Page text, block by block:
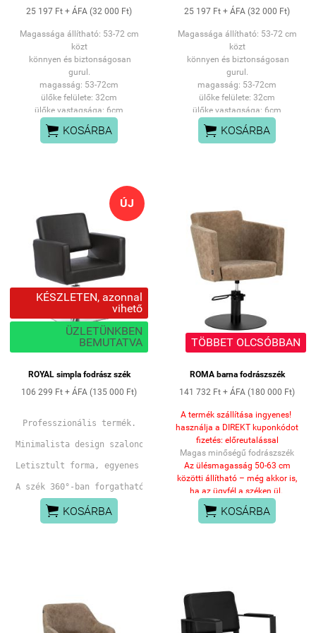
25 197 Ft + ÁFA (32 000 Ft)
Magassága állítható: 53-72 cm
közt
könnyen és biztonságosan
gurul.
magasság: 53-72cm
ülőke felülete: 32cm
ülőke vastagsága: 6cm
SZEMÉLYES ÁTVÉTEL:
PANNÓNIA UTCAI
 KOSÁRBA
25 197 Ft + ÁFA (32 000 Ft)
Magassága állítható: 53-72 cm
közt
könnyen és biztonságosan
gurul.
magasság: 53-72cm
ülőke felülete: 32cm
ülőke vastagsága: 6cm
MAX terhelhetőség 150kg
SZEMÉLYES ÁTVÉTEL:
 KOSÁRBA
ÚJ
KÉSZLETEN, azonnal
vihető
ÜZLETÜNKBEN
BEMUTATVA
ROYAL simpla fodrász szék
106 299 Ft + ÁFA (135 000 Ft)
Professzionális termék.
Minimalista design szalonok kedvelt széke.
Letisztult forma, egyenes vonalak
A szék 360°-ban forgatható, ami megkönnyíti a különböző
A pedál felemelésével fixalható a szék poziciója.
emelő láb
állítható magasságú
üléspozíció.
 KOSÁRBA
TÖBBET OLCSÓBBAN
ROMA barna fodrászszék
141 732 Ft + ÁFA (180 000 Ft)
A termék szállítása ingyenes!
használja a DIREKT kuponkódot
fizetés: előreutalással
Magas minőségű fodrászszék
Az ülésmagasság 50-63 cm
közötti állítható – még akkor is,
ha az ügyfél a széken ül.
Ez garantálja
ergonomikusabb munkavégzést
háttámlaszintetikus bőrrel van
kárpitozva,
kényelmes
megtámasztást
 KOSÁRBA